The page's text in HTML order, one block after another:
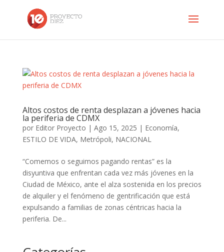
Altos costos de renta desplazan a jóvenes hacia
la periferia de CDMX
por Editor Proyecto | Ago 15, 2025 | Economía,
ESTILO DE VIDA, Metrópoli, NACIONAL
“Comemos o seguimos pagando rentas” es la
disyuntiva que enfrentan cada vez más jóvenes en la
Ciudad de México, ante el alza sostenida en los precios
de alquiler y el fenómeno de gentrificación que está
expulsando a familias de zonas céntricas hacia la
periferia. De...